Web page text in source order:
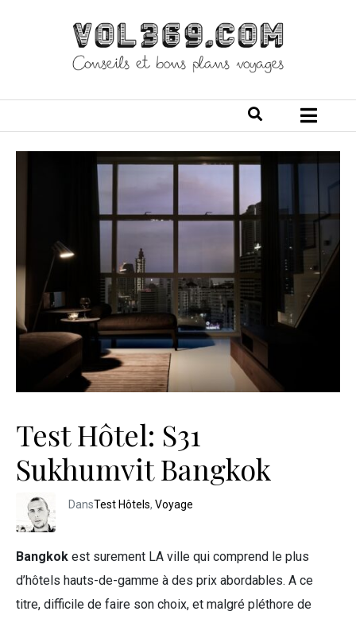
DansTest Hôtels, Voyage
Test Hôtel: S31
Sukhumvit Bangkok
Bangkok est surement LA ville qui comprend le plus
d’hôtels hauts-de-gamme à des prix abordables. A ce
titre, difficile de faire son choix, et malgré pléthore de